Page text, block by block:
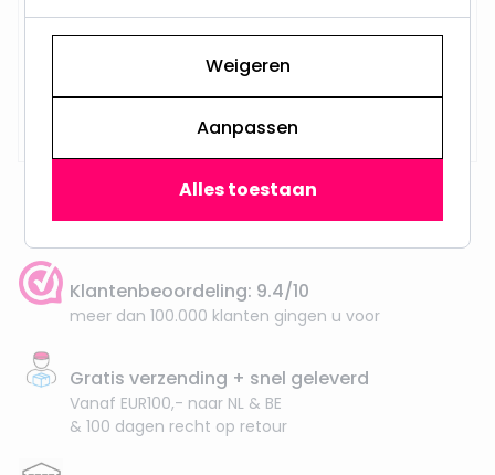
Op voorraad,
Vandaag verzonden
Klantenbeoordeling: 9.4/10
meer dan 100.000 klanten gingen u voor
Gratis verzending + snel geleverd
Vanaf EUR100,- naar NL & BE
& 100 dagen recht op retour
Weigeren
Aanpassen
Alles toestaan